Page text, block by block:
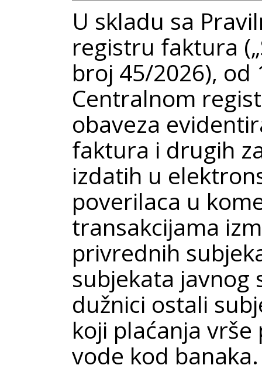
U skladu sa
registru faktura
broj 45/2026), od
Centralnom
obaveza
faktura i drugih
izdatih u
poverilaca u
transakcijama
privrednih
subjekata javnog
dužnici ostali
koji plaćanja
vode kod banaka.